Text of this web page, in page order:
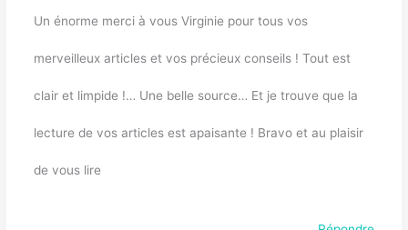
Un énorme merci à vous Virginie pour tous vos
merveilleux articles et vos précieux conseils ! Tout est
clair et limpide !… Une belle source… Et je trouve que la
lecture de vos articles est apaisante ! Bravo et au plaisir
de vous lire